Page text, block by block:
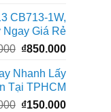
là:
₫680.000.là:
CB713-1W,
Ngay Giá Rẻ
Giá
là:
₫1.200.000.
₫850.000Giá
Nhanh Lấy
Tại TPHCM
Giá
₫150.000Giá